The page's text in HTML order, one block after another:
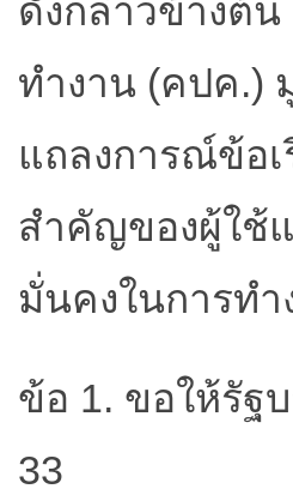
ดังกล่าวข้างต้
ทำงาน (คปค.)
แถลงการณ์ข้อ
สำคัญของผู้ใช้
มั่นคงในการทำ
ข้อ 1. ขอให้รัฐ
33